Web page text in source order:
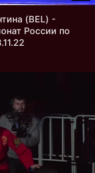
(BEL) -
России по